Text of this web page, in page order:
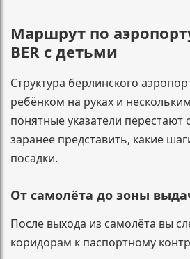
Маршрут по
BER с детьми
Структура берлинского
ребёнком на руках и
понятные указатели перестают
заранее представить, какие
посадки.
От самолёта до зоны
После выхода из самолёта вы
коридорам к паспортному